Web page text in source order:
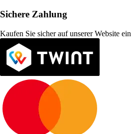
Sichere Zahlung
Kaufen Sie sicher auf unserer Website ein